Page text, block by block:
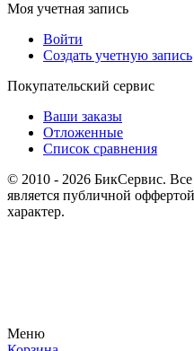
Моя учетная запись
Войти
Создать учетную запись
Покупательский сервис
Ваши заказы
Отложенные
Список сравнения
© 2010 - 2026 БикСервис.
является публичной
характер.
Меню